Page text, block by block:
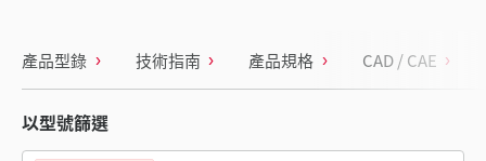
產品型錄 技術指南 產品規格 CAD / CAE
以型號篩選